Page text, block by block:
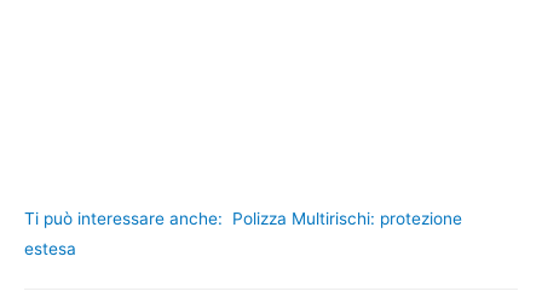
Ti può interessare anche:
Polizza Multirischi: protezione
estesa